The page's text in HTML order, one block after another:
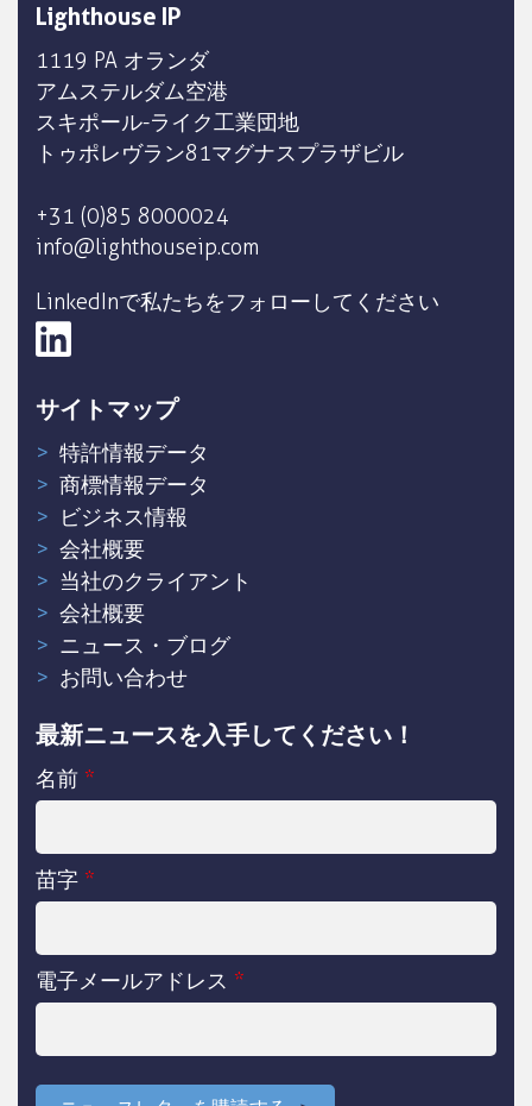
Lighthouse IP
1119 PA オランダ
アムステルダム空港
スキポール-ライク工業団地
トゥポレヴラン81マグナスプラザビル
+31 (0)85 8000024
info@lighthouseip.com
LinkedInで私たちをフォローしてください
サイトマップ
特許情報データ
商標情報データ
ビジネス情報
会社概要
当社のクライアント
会社概要
ニュース・ブログ
お問い合わせ
最新ニュースを入手してください！
名前 *
苗字 *
電子メールアドレス *